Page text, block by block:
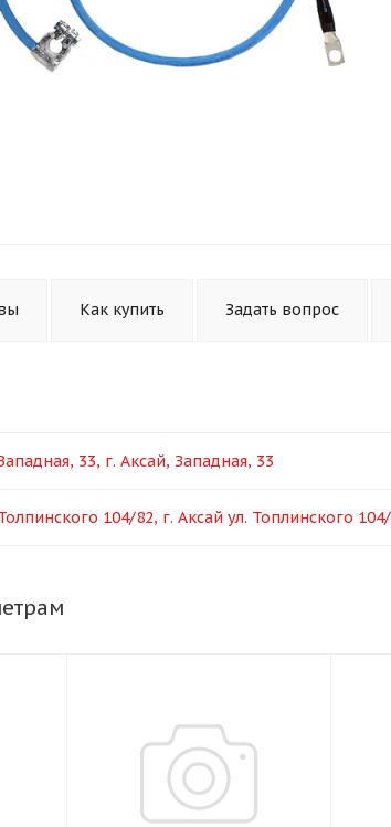
Как купить Задать вопрос
33, г. Аксай, Западная, 33
104/82, г. Аксай ул. Топлинского